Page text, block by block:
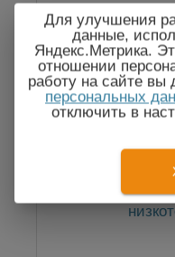
Для улучшения
данные,
Яндекс.Метрика.
отношении
работу на сайте вы
персональных
отключить в